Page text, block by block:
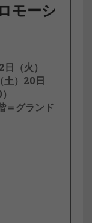
モーシ
（火）
）20日
＝グランド